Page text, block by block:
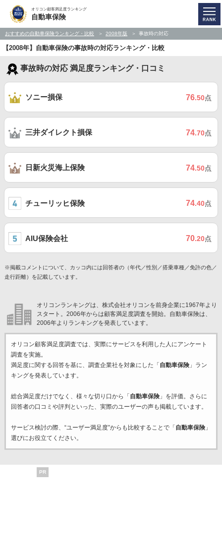
オリコン顧客満足度ランキング
自動車保険
おすすめの自動車保険ランキング・比較 2008年版 事故時の対応
【2008年】自動車保険の事故時の対応ランキング・比較
事故時の対応 満足度ランキング・口コミ
ソニー損保 76.50点
三井ダイレクト損保 74.70点
日新火災海上保険 74.50点
チューリッヒ保険 74.40点
AIU保険会社 70.20点
※掲載コメントについて、カッコ内には回答者の（年代／性別／搭乗車種／免許の色／
走行距離）を記載しています。
オリコンランキングは、株式会社オリコンを前身企業に1967年より
スタート。2006年からは顧客満足度調査を開始。自動車保険は、
2006年よりランキングを発表しています。
オリコン顧客満足度調査では、実際にサービスを利用した 人にアンケート
調査を実施。
満足度に関する回答を基に、調査企業社を対象にした「 自動車保険」ラン
キングを発表しています。
総合満足度だけでなく、様々な切り口から「 自動車保険」を評価。さらに
回答者の口コミや評判といった、実際のユーザーの声も掲載しています。
サービス検討の際、“ユーザー満足度”からも比較することで「 自動車保険」
選びにお役立てください。
PR